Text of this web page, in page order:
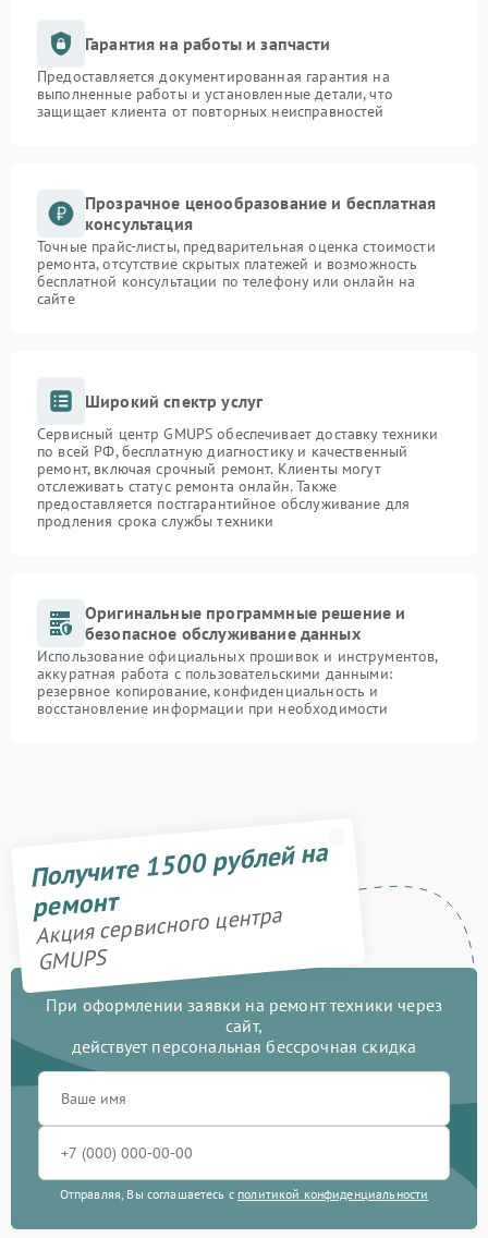
Гарантия на работы и запчасти
Предоставляется документированная гарантия на
выполненные работы и установленные детали, что
защищает клиента от повторных неисправностей
Прозрачное ценообразование и бесплатная
консультация
Точные прайс-листы, предварительная оценка стоимости
ремонта, отсутствие скрытых платежей и возможность
бесплатной консультации по телефону или онлайн на
сайте
Широкий спектр услуг
Сервисный центр GMUPS обеспечивает доставку техники
по всей РФ, бесплатную диагностику и качественный
ремонт, включая срочный ремонт. Клиенты могут
отслеживать статус ремонта онлайн. Также
предоставляется постгарантийное обслуживание для
продления срока службы техники
Оригинальные программные решение и
безопасное обслуживание данных
Использование официальных прошивок и инструментов,
аккуратная работа с пользовательскими данными:
резервное копирование, конфиденциальность и
восстановление информации при необходимости
Получите 1500 рублей на
ремонт
Акция сервисного центра
GMUPS
При оформлении заявки на ремонт техники через
сайт,
действует персональная бессрочная скидка
Отправляя, Вы соглашаетесь с политикой конфиденциальности